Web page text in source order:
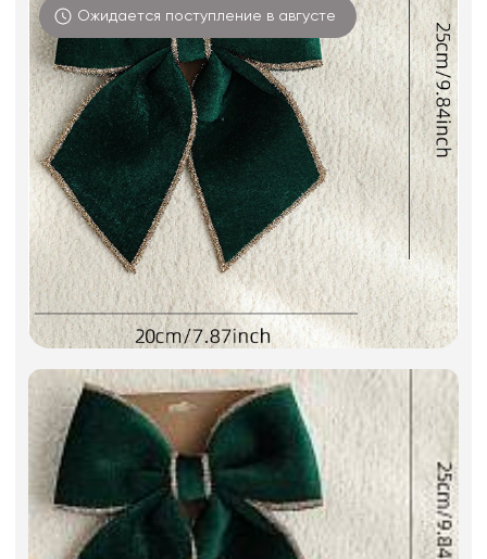
Фоамиран
Свечи
Игрушки мягкие
Изделия из металла
Сухоцветы
Ожидается поступление в августе